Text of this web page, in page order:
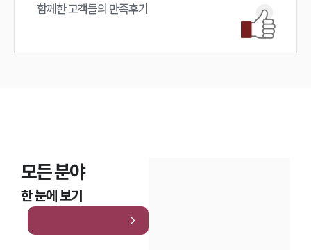
함께한 고객들의 만족후기
모든 분야
한 눈에 보기